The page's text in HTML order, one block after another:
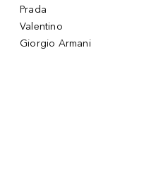
Prada
Valentino
Giorgio Armani